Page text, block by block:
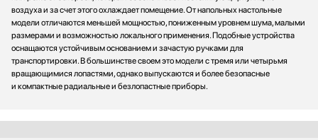
воздуха и за счет этого охлаждает помещение. От напольных настольные
модели отличаются меньшей мощностью, пониженным уровнем шума, малыми
размерами и возможностью локального применения. Подобные устройства
оснащаются устойчивым основанием и зачастую ручками для
транспортировки. В большинстве своем это модели с тремя или четырьмя
вращающимися лопастями, однако выпускаются и более безопасные
и компактные радиальные и безлопастные приборы.